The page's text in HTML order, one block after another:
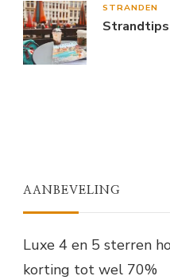
STRANDEN
Strandtips
AANBEVELING
Luxe 4 en 5 sterren
korting tot wel 70%